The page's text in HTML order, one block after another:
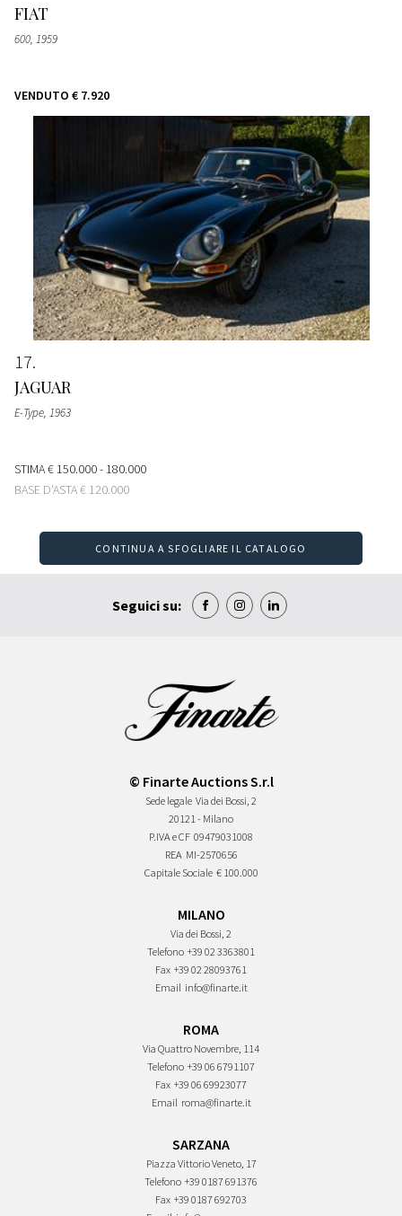
FIAT
600, 1959
VENDUTO € 7.920
17
JAGUAR
E-Type, 1963
STIMA€ 150.000 - 180.000
BASE D'ASTA€ 120.000
CONTINUA A SFOGLIARE IL CATALOGO
Seguici su:
© Finarte Auctions S.r.l
Sede legale Via dei Bossi, 2
20121 - Milano
P.IVA e CF 09479031008
REA MI-2570656
Capitale Sociale € 100.000
MILANO
Via dei Bossi, 2
Telefono +39 02 3363801
Fax +39 02 28093761
Email info@finarte.it
ROMA
Via Quattro Novembre, 114
Telefono +39 06 6791107
Fax +39 06 69923077
Email roma@finarte.it
SARZANA
Piazza Vittorio Veneto, 17
Telefono +39 0187 691376
Fax +39 0187 692703